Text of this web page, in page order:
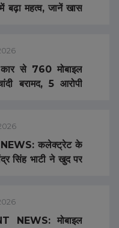
बढ़ा महत्व, जानें खास
से 760 मोबाइल
बरामद, 5 आरोपी
कलेक्ट्रेट के
सिंह भाटी ने खुद पर
NEWS: मोबाइल